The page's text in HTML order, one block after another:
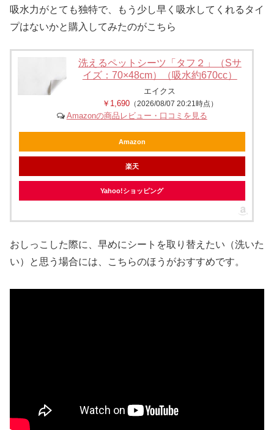
吸水力がとても独特で、もう少し早く吸水してくれるタイ
プはないかと購入してみたのがこちら
洗えるペットシーツ「タフ２」（Sサ
イズ：70×48cm）（吸水約670cc）
エイクス
￥1,690（2026/08/07 20:21時点）
Amazonの商品レビュー・口コミを見る
Amazon
楽天
Yahoo!ショッピング
おしっこした際に、早めにシートを取り替えたい（洗いた
い）と思う場合には、こちらのほうがおすすめです。